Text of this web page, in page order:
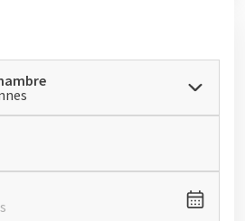
inclus.
nous un samedi ? Vous pouvez
inclus par leLIVE COOKING : le
, avec des plats préparés en direct et
Veuillez noter qu’une
que pour le LIVE COOKING.